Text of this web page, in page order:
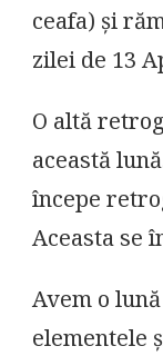
ceafa) și
zilei de 13
O altă
această
începe
Aceasta se
Avem o
elementele